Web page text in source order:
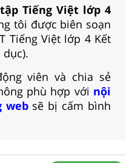
Tiếng Việt lớp 4
tôi được biên soạn
Tiếng Việt lớp 4 Kết
viên và chia sẻ
phù hợp với nội
websẽ bị cấm bình